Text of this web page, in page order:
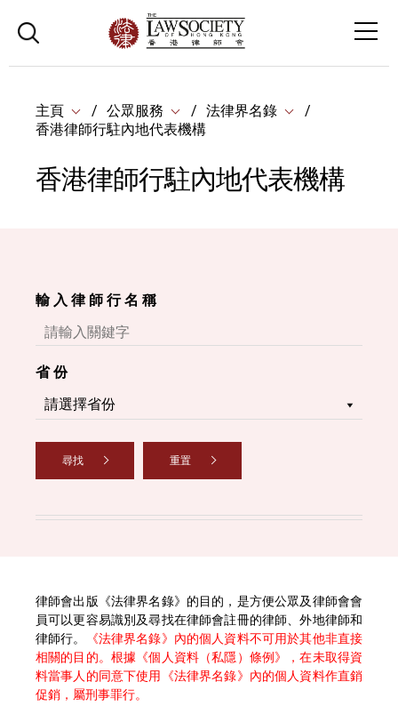
主頁 公眾服務
法律界名錄
香港律師行駐內地代表機構
香港律師行駐內地代表機構
輸 入 律 師 行 名 稱
省 份
尋找 重置
律師會出版《法律界名錄》的目的，是方便公眾及律師會會
員可以更容易識別及尋找在律師會註冊的律師、外地律師和
律師行。
《法律界名錄》內的個人資料不可用於其他非直接
相關的目的。根據《個人資料（私隱）條例》，在未取得資
料當事人的同意下使用《法律界名錄》內的個人資料作直銷
促銷，屬刑事罪行。